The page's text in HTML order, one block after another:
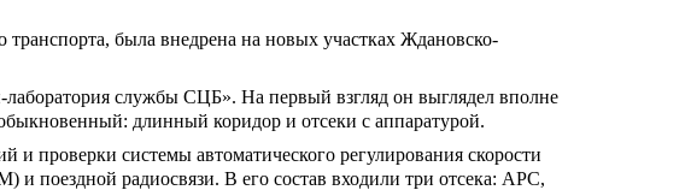
была внедрена на новых участках Ждановско-
службы СЦБ». На первый взгляд он выглядел вполне
длинный коридор и отсеки с аппаратурой.
и проверки системы автоматического регулирования скорости
поездной радиосвязи. В его состав входили три отсека: АРС,